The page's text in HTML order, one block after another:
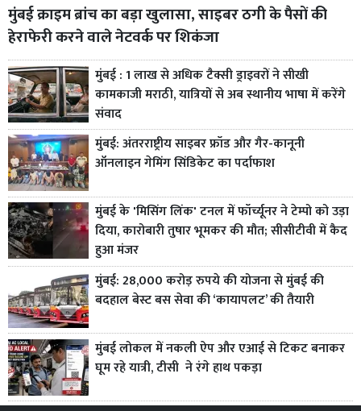
मुंबई क्राइम ब्रांच का बड़ा खुलासा, साइबर ठगी के पैसों की
हेराफेरी करने वाले नेटवर्क पर शिकंजा
मुंबई : 1 लाख से अधिक टैक्सी ड्राइवरों ने सीखी
कामकाजी मराठी, यात्रियों से अब स्थानीय भाषा में करेंगे
संवाद
मुंबई: अंतरराष्ट्रीय साइबर फ्रॉड और गैर-कानूनी
ऑनलाइन गेमिंग सिंडिकेट का पर्दाफाश
मुंबई के 'मिसिंग लिंक' टनल में फॉर्च्यूनर ने टेम्पो को उड़ा
दिया, कारोबारी तुषार भूमकर की मौत; सीसीटीवी में कैद
हुआ मंजर
मुंबई: 28,000 करोड़ रुपये की योजना से मुंबई की
बदहाल बेस्ट बस सेवा की ‘कायापलट’ की तैयारी
मुंबई लोकल में नकली ऐप और एआई से टिकट बनाकर
घूम रहे यात्री, टीसी ने रंगे हाथ पकड़ा